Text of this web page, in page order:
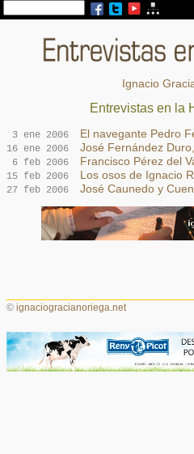
Ignacio
Entrevistas en la
3 ene 2006 El navegante Pedro
16 ene 2006 José Fernández
6 feb 2006 Francisco Pérez del
15 feb 2006 Los osos de Ignacio
27 feb 2006 José Caunedo y
©ignaciogracianoriega.net